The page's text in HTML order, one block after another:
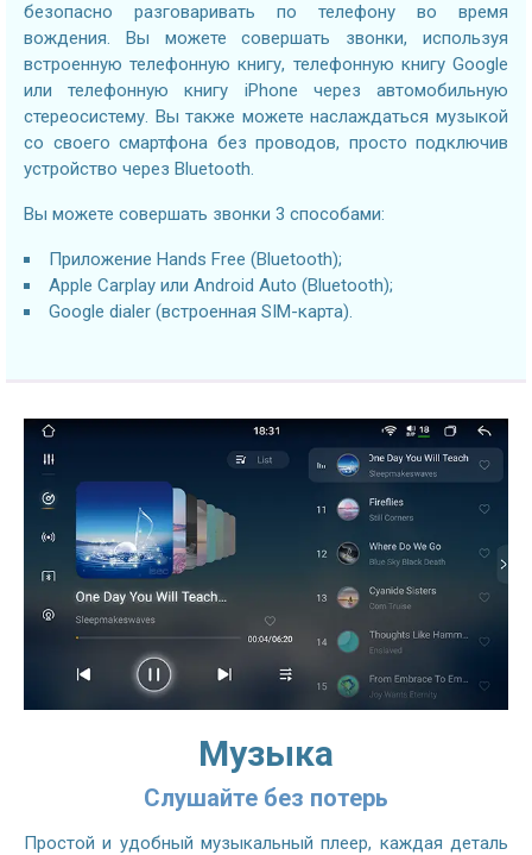
безопасно разговаривать по телефону во время
вождения. Вы можете совершать звонки, используя
встроенную телефонную книгу, телефонную книгу Google
или телефонную книгу iPhone через автомобильную
стереосистему. Вы также можете наслаждаться музыкой
со своего смартфона без проводов, просто подключив
устройство через Bluetooth.
Вы можете совершать звонки 3 способами:
Приложение Hands Free (Bluetooth);
Apple Carplay или Android Auto (Bluetooth);
Google dialer (встроенная SIM-карта).
Музыка
Слушайте без потерь
Простой и удобный музыкальный плеер, каждая деталь